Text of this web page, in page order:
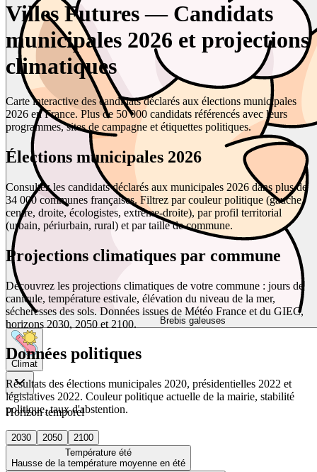
Brebis galeuses
Climat
Horizon temporel
2030 2050
2100
Température été
Hausse de la température moyenne en été
Villes Futures — Candidats
municipales 2026 et projections
climatiques
Carte interactive des candidats déclarés aux élections municipales
2026 en France. Plus de 50 000 candidats référencés avec leurs
programmes, sites de campagne et étiquettes politiques.
Élections municipales 2026
Consultez les candidats déclarés aux municipales 2026 dans plus de
34 000 communes françaises. Filtrez par couleur politique (gauche,
centre, droite, écologistes, extrême-droite), par profil territorial
(urbain, périurbain, rural) et par taille de commune.
Projections climatiques par commune
Découvrez les projections climatiques de votre commune : jours de
canicule, température estivale, élévation du niveau de la mer,
sécheresses des sols. Données issues de Météo France et du GIEC,
horizons 2030, 2050 et 2100.
Données politiques
Résultats des élections municipales 2020, présidentielles 2022 et
législatives 2022. Couleur politique actuelle de la mairie, stabilité
politique, taux d'abstention.